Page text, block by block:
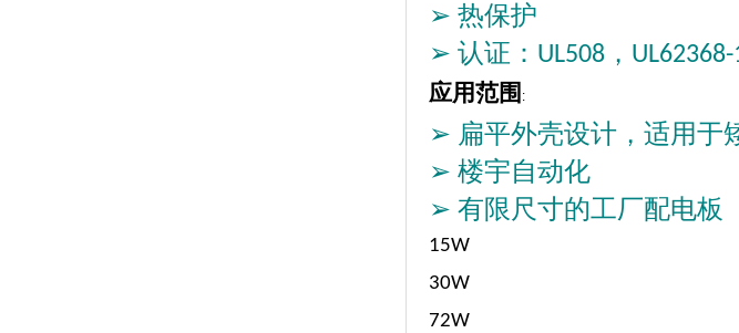
➢ 热保护
➢ 认证： UL508 ， UL62368-
应用范围 :
➢ 扁平外壳设计，适用于
➢ 楼宇自动化
➢ 有限尺寸的工厂配电板
15W
30W
72W